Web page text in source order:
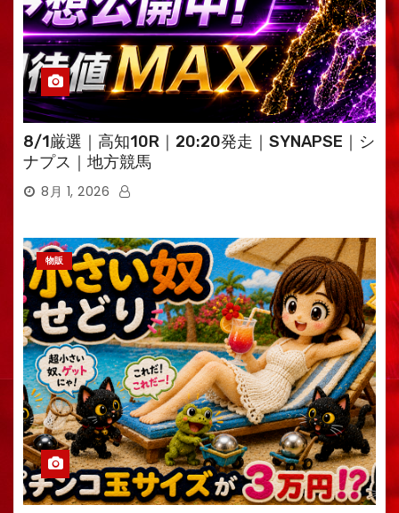
8/1厳選｜高知10R｜20:20発走｜SYNAPSE｜シ
ナプス｜地方競馬
8月 1, 2026
物販